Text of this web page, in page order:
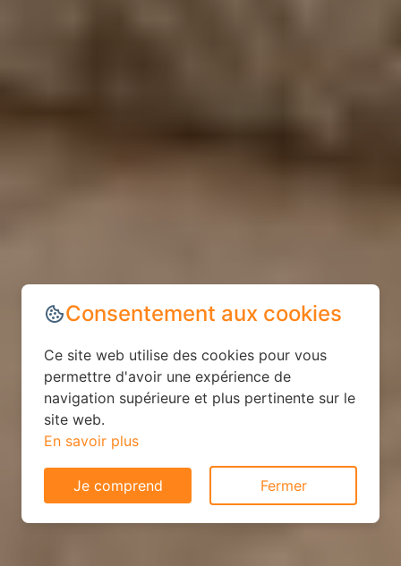
Consentement aux cookies
Ce site web utilise des cookies pour vous
permettre d'avoir une expérience de
navigation supérieure et plus pertinente sur le
site web.
En savoir plus
Je comprend Fermer